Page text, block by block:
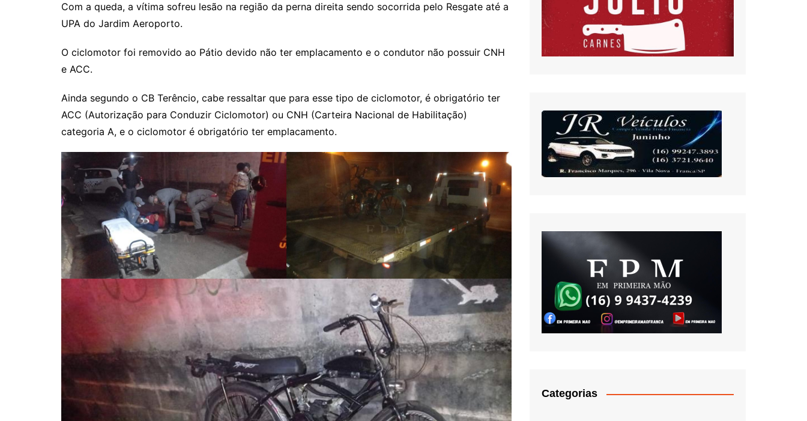
Com a queda, a vítima sofreu lesão na região da perna direita sendo socorrida pelo Resgate até a
UPA do Jardim Aeroporto.
O ciclomotor foi removido ao Pátio devido não ter emplacamento e o condutor não possuir CNH
e ACC.
Ainda segundo o CB Terêncio, cabe ressaltar que para esse tipo de ciclomotor, é obrigatório ter
ACC (Autorização para Conduzir Ciclomotor) ou CNH (Carteira Nacional de Habilitação)
categoria A, e o ciclomotor é obrigatório ter emplacamento.
Categorias